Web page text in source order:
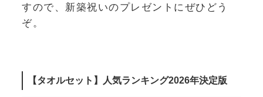
すので、新築祝いのプレゼントにぜひどう
ぞ。